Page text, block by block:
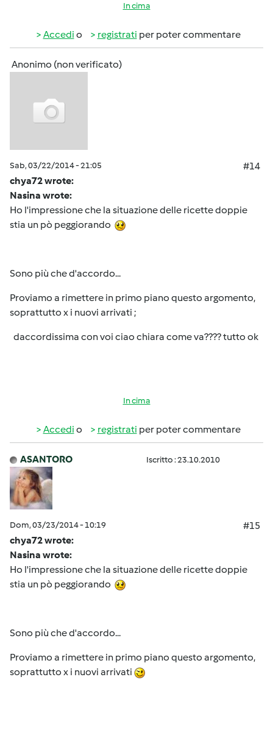
In cima
Accedi o registrati per poter commentare
Anonimo (non verificato)
Sab, 03/22/2014 - 21:05
#14
chya72 wrote:
Nasina wrote:
Ho l'impressione che la situazione delle ricette doppie
stia un pò peggiorando
Sono più che d'accordo...
Proviamo a rimettere in primo piano questo argomento,
soprattutto x i nuovi arrivati ;
daccordissima con voi ciao chiara come va???? tutto ok
In cima
Accedi o registrati per poter commentare
ASANTORO Iscritto : 23.10.2010
Dom, 03/23/2014 - 10:19
#15
chya72 wrote:
Nasina wrote:
Ho l'impressione che la situazione delle ricette doppie
stia un pò peggiorando
Sono più che d'accordo...
Proviamo a rimettere in primo piano questo argomento,
soprattutto x i nuovi arrivati